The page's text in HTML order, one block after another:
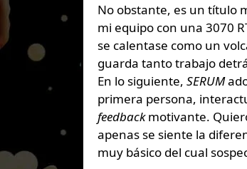
No obstante, es un título
mi equipo con una 3070
se calentase como un
guarda tanto trabajo
En lo siguiente, SERUM
primera persona,
feedbackmotivante.
apenas se siente la
muy básico del cual